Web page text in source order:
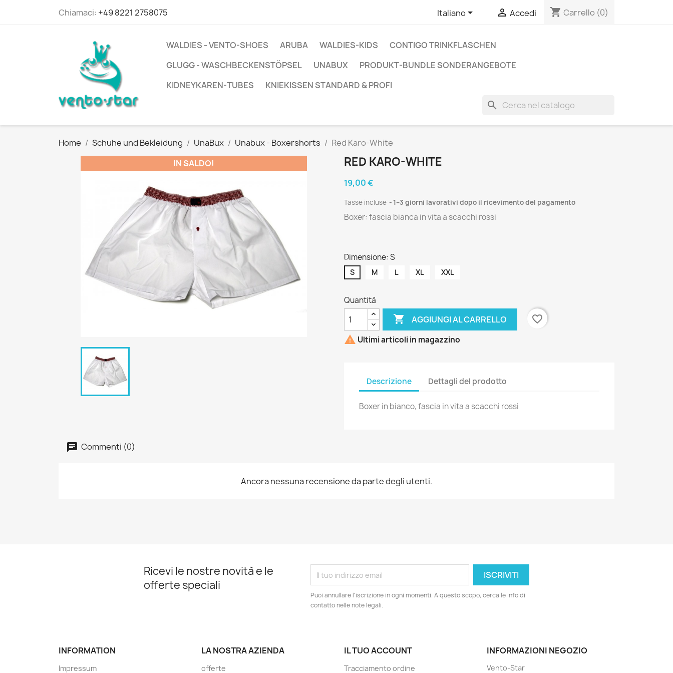
Chiamaci: +49 8221 2758075 Italiano  Accedi shopping_cart Carrello (0)
WALDIES - VENTO-SHOES ARUBA WALDIES-KIDS
CONTIGO TRINKFLASCHEN
GLUGG - WASCHBECKENSTÖPSEL
UNABUX
PRODUKT-BUNDLE SONDERANGEBOTE
KIDNEYKAREN-TUBES
KNIEKISSEN STANDARD & PROFI
search
Home Schuhe und Bekleidung UnaBux Unabux - Boxershorts
Red Karo-White
IN SALDO!
RED KARO-WHITE
19,00 €
Tasse incluse 1–3 giorni lavorativi dopo il ricevimento del pagamento
Boxer: fascia bianca in vita a scacchi rossi
Dimensione: S
S M L XL XXL
Quantità
 AGGIUNGI AL CARRELLO
favorite_border
 Ultimi articoli in magazzino
Descrizione Dettagli del prodotto
Boxer in bianco, fascia in vita a scacchi rossi
Commenti (0)
Ancora nessuna recensione da parte degli utenti.
Ricevi le nostre novità e le
offerte speciali
Puoi annullare l'iscrizione in ogni momenti. A questo scopo, cerca le info di
contatto nelle note legali.
INFORMATION
Impressum
LA NOSTRA AZIENDA
offerte
IL TUO ACCOUNT
Tracciamento ordine
INFORMAZIONI NEGOZIO
Vento-Star